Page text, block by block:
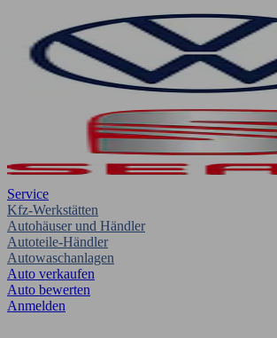
Service
Kfz-Werkstätten
Autohäuser und Händler
Autoteile-Händler
Autowaschanlagen
Auto verkaufen
Auto bewerten
Anmelden